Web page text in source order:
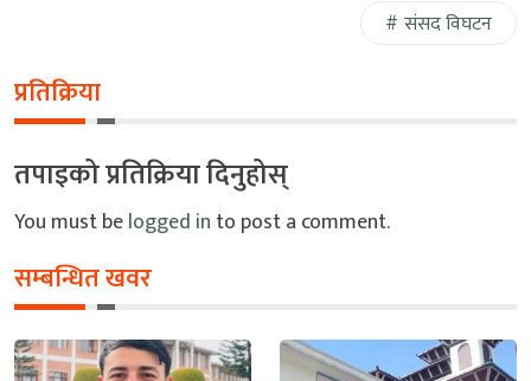
संसद विघटन
प्रतिक्रिया
तपाइको प्रतिक्रिया दिनुहोस्
You must belogged in to post a comment.
सम्बन्धित खवर